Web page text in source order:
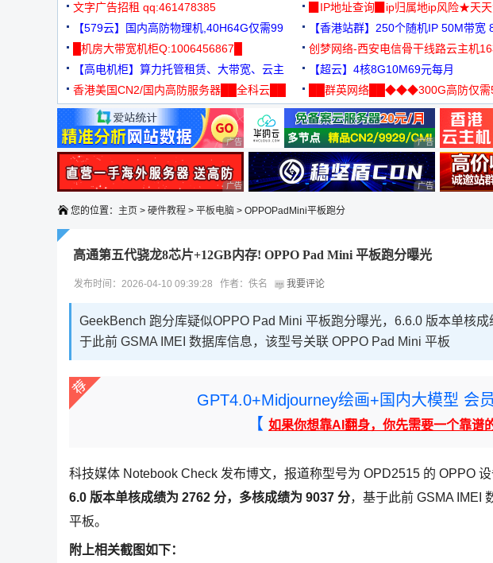
3000+可免费测试
文字广告招租 qq:461478385
▉IP地址查询▉ip归属地ip风险★天
【579云】国内高防物理机,40H64G仅需99
元
【香港站群】250个随机IP 50M带宽
█机房大带宽机柜Q:1006456867█
创梦网络-西安电信骨干线路云主机
88元/月
【高电机柜】算力托管租赁、大带宽、云主
机
【超云】4核8G10M69元每月
香港美国CN2/国内高防服务器██全科云██
██群英网络██◆◆◆300G高防仅需
◆◆◆
广告 商业广告，理性选择 广告 商业广告，理
广告 商业广告，理性选择 广告 商业广告，理
您的位置： 主页 > 硬件教程 > 平板电脑 > OPPOPadMini平板跑分
高通第五代骁龙8芯片+12GB内存! OPPO Pad Mini 平板跑分曝光
发布时间：2026-04-10 09:39:28 作者：佚名 我要评论
GeekBench 跑分库疑似OPPO Pad Mini 平板跑分曝光，6.6.0 版本单核
于此前 GSMA IMEI 数据库信息，该型号关联 OPPO Pad Mini 平板
GPT4.0+Midjourney绘画+国内大模型 会
【 如果你想靠AI翻身，你先需要一个靠谱
科技媒体 Notebook Check 发布博文，报道称型号为 OPD2515 的 OPPO
6.0 版本单核成绩为 2762 分，多核成绩为 9037 分，基于此前 GSMA IMEI
平板。
附上相关截图如下：